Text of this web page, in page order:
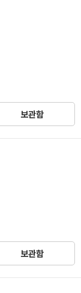
보관함
보관함